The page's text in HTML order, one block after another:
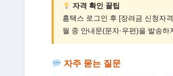
자격 확인 꿀팁
홈택스 로그인 후 [장려금 신청자
월 중 안내문(문자·우편)을 발송
자주 묻는 질문